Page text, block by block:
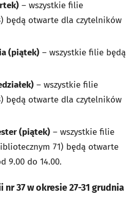
– wszystkie filie
będą otwarte dla czytelników
(piątek) – wszystkie filie będą
– wszystkie filie
będą otwarte dla czytelników
(piątek) – wszystkie filie
71) będą otwarte
9.00 do 14.00.
nr 37w okresie 27-31 grudnia